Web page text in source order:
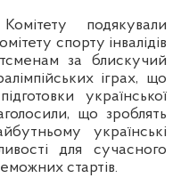
подякували
спорту інвалідів
за блискучий
іграх, що
української
що зроблять
українські
для сучасного
стартів.